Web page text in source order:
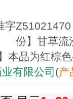
字
】甘草流
品为红棕色
有限公司 (产